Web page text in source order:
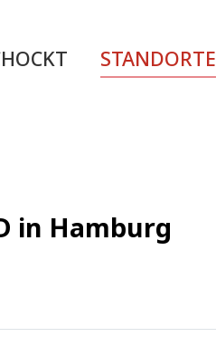
STANDORTE
in Hamburg